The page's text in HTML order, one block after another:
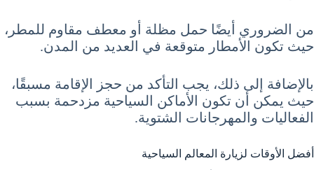
من الضروري أيضًا حمل مظلة أو معطف مقاوم للمطر،
حيث تكون الأمطار متوقعة في العديد من المدن.
بالإضافة إلى ذلك، يجب التأكد من حجز الإقامة مسبقًا،
حيث يمكن أن تكون الأماكن السياحية مزدحمة بسبب
الفعاليات والمهرجانات الشتوية.
أفضل الأوقات لزيارة المعالم السياحية